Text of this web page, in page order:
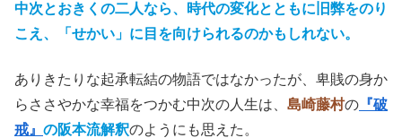
中次とおきくの二人なら、時代の変化とともに旧弊をのり
こえ、「せかい」に目を向けられるのかもしれない。
ありきたりな起承転結の物語ではなかったが、卑賎の身か
らささやかな幸福をつかむ中次の人生は、 島崎藤村の 『破
戒』 の阪本流解釈のようにも思えた。